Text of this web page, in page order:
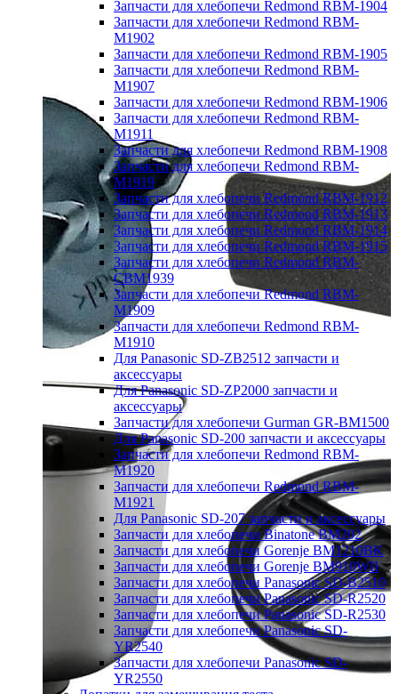
Запчасти для хлебопечи Redmond RBM-1904
Запчасти для хлебопечи Redmond RBM-
M1902
Запчасти для хлебопечи Redmond RBM-1905
Запчасти для хлебопечи Redmond RBM-
M1907
Запчасти для хлебопечи Redmond RBM-1906
Запчасти для хлебопечи Redmond RBM-
M1911
Запчасти для хлебопечи Redmond RBM-1908
Запчасти для хлебопечи Redmond RBM-
M1919
Запчасти для хлебопечи Redmond RBM-1912
Запчасти для хлебопечи Redmond RBM-1913
Запчасти для хлебопечи Redmond RBM-1914
Запчасти для хлебопечи Redmond RBM-1915
Запчасти для хлебопечи Redmond RBM-
CBM1939
Запчасти для хлебопечи Redmond RBM-
M1909
Запчасти для хлебопечи Redmond RBM-
M1910
Для Panasonic SD-ZB2512 запчасти и
аксессуары
Для Panasonic SD-ZP2000 запчасти и
аксессуары
Запчасти для хлебопечи Gurman GR-BM1500
Для Panasonic SD-200 запчасти и аксессуары
Запчасти для хлебопечи Redmond RBM-
M1920
Запчасти для хлебопечи Redmond RBM-
M1921
Для Panasonic SD-207 запчасти и аксессуары
Запчасти для хлебопечи Binatone BM202
Запчасти для хлебопечи Gorenje BM1210BK
Запчасти для хлебопечи Gorenje BM910WII
Запчасти для хлебопечи Panasonic SD-B2510
Запчасти для хлебопечи Panasonic SD-R2520
Запчасти для хлебопечи Panasonic SD-R2530
Запчасти для хлебопечи Panasonic SD-
YR2540
Запчасти для хлебопечи Panasonic SD-
YR2550